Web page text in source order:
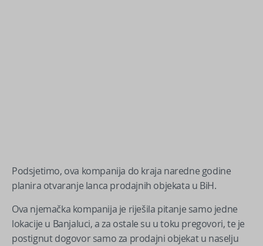
Podsjetimo, ova kompanija do kraja naredne godine
planira otvaranje lanca prodajnih objekata u BiH.
Ova njemačka kompanija je riješila pitanje samo jedne
lokacije u Banjaluci, a za ostale su u toku pregovori, te je
postignut dogovor samo za prodajni objekat u naselju